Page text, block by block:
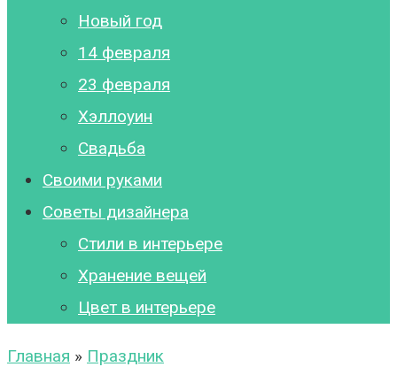
Новый год
14 февраля
23 февраля
Хэллоуин
Свадьба
Своими руками
Советы дизайнера
Стили в интерьере
Хранение вещей
Цвет в интерьере
Главная » Праздник